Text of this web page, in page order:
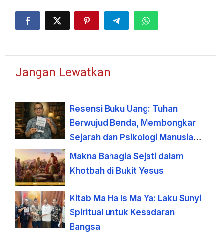
Jangan Lewatkan
Resensi Buku Uang: Tuhan
Berwujud Benda, Membongkar
Sejarah dan Psikologi Manusia
terhadap Uang
Makna Bahagia Sejati dalam
Khotbah di Bukit Yesus
Kitab Ma Ha Is Ma Ya: Laku Sunyi
Spiritual untuk Kesadaran
Bangsa